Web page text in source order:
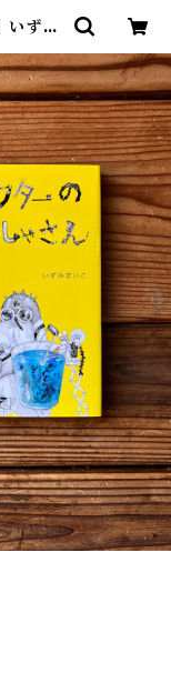
いずみ